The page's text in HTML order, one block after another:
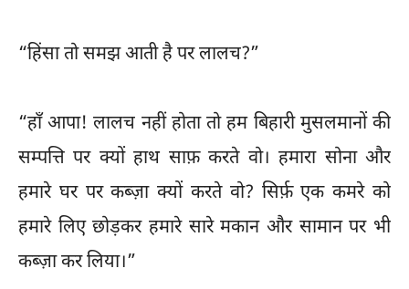
“हिंसा तो समझ आती है पर लालच?”
“हाँ आपा! लालच नहीं होता तो हम बिहारी मुसलमानों की
सम्पत्ति पर क्यों हाथ साफ़ करते वो। हमारा सोना और
हमारे घर पर कब्ज़ा क्यों करते वो? सिर्फ़ एक कमरे को
हमारे लिए छोड़कर हमारे सारे मकान और सामान पर भी
कब्ज़ा कर लिया।”